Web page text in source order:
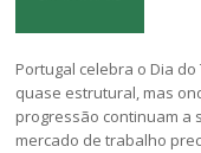
Portugal celebra o Dia
quase estrutural, mas
progressão continuam a
mercado de trabalho